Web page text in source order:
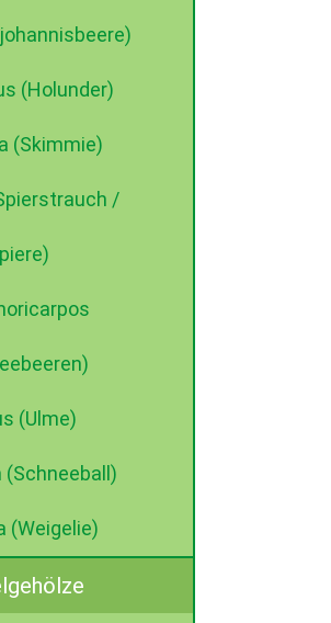
(Holunder)
(Skimmie)
/
(Ulme)
(Schneeball)
(Weigelie)